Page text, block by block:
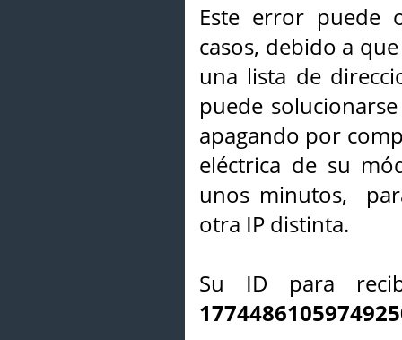
Este error puede
casos, debido a
una lista de
puede
apagando por
eléctrica de su
unos minutos,
otra IP distinta.
Su ID para